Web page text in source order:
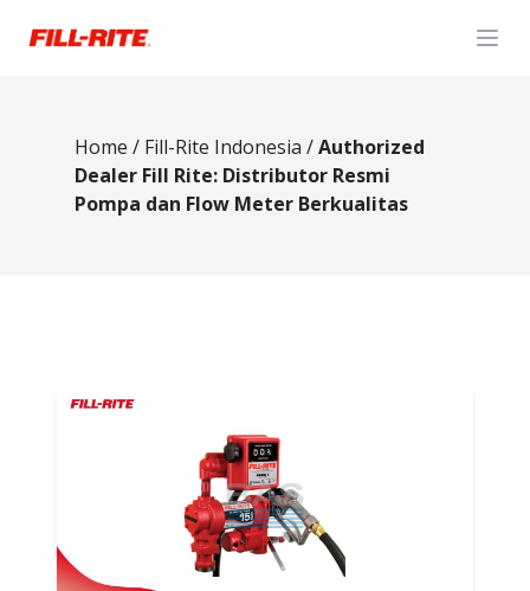
Home / Fill-Rite Indonesia /Authorized
Dealer Fill Rite: Distributor Resmi
Pompa dan Flow Meter Berkualitas